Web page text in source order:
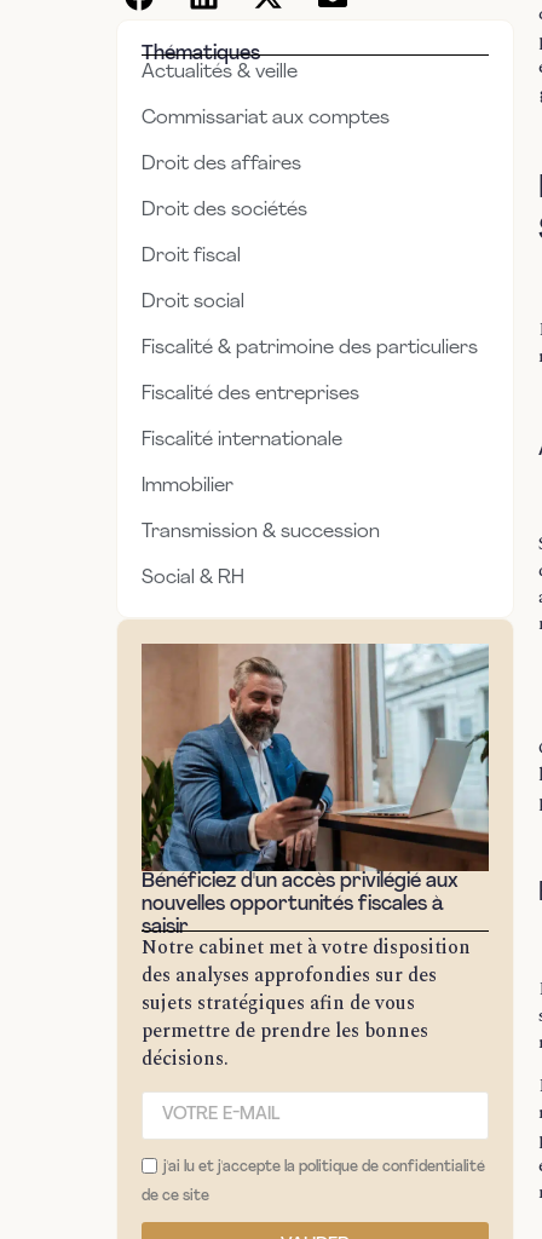
Thématiques
Actualités & veille
Commissariat aux comptes
Droit des affaires
Droit des sociétés
Droit fiscal
Droit social
Fiscalité & patrimoine des particuliers
Fiscalité des entreprises
Fiscalité internationale
Immobilier
Transmission & succession
Social & RH
Bénéficiez d'un accès privilégié aux
nouvelles opportunités fiscales à
saisir
Notre cabinet met à votre disposition
des analyses approfondies sur des
sujets stratégiques afin de vous
permettre de prendre les bonnes
décisions.
j'ai lu et j'accepte la politique de confidentialité
de ce site